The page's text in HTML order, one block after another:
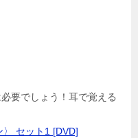
要でしょう！耳で覚える
セット1 [DVD]